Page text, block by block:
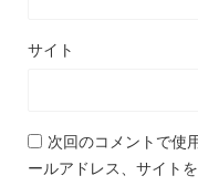
サイト
次回のコメントで使
ールアドレス、サイトを